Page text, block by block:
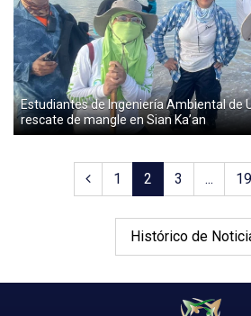
Estudiantes de Ingeniería Ambiental de
rescate de mangle en Sian Ka’an
1 2 3 ... 19
Histórico de